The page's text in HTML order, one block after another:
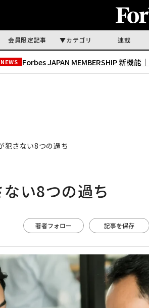
会員限定記事 カテゴリ 連載
NEWS Forbes JAPAN MEMBERSHIP 新機能｜
犯さない8つの過ち
い8つの過ち
著者フォロー 記事を保存